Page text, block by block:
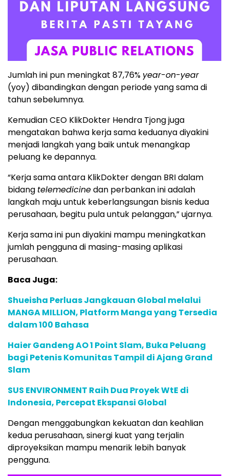
Jumlah ini pun meningkat 87,76% year-on-year
(yoy) dibandingkan dengan periode yang sama di
tahun sebelumnya.
Kemudian CEO KlikDokter Hendra Tjong juga
mengatakan bahwa kerja sama keduanya diyakini
menjadi langkah yang baik untuk menangkap
peluang ke depannya.
“Kerja sama antara KlikDokter dengan BRI dalam
bidang telemedicinedan perbankan ini adalah
langkah maju untuk keberlangsungan bisnis kedua
perusahaan, begitu pula untuk pelanggan,” ujarnya.
Kerja sama ini pun diyakini mampu meningkatkan
jumlah pengguna di masing-masing aplikasi
perusahaan.
Baca Juga:
Shueisha Perluas Jangkauan Global melalui
MANGA MILLION, Platform Manga yang Tersedia
dalam 100 Bahasa
Haier Gandeng AO 1 Point Slam, Buka Peluang
bagi Petenis Komunitas Tampil di Ajang Grand
Slam
SUS ENVIRONMENT Raih Dua Proyek WtE di
Indonesia, Percepat Ekspansi Global
Dengan menggabungkan kekuatan dan keahlian
kedua perusahaan, sinergi kuat yang terjalin
diproyeksikan mampu menarik lebih banyak
pengguna.